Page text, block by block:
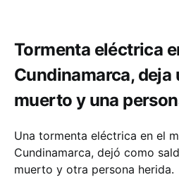
Tormenta eléctrica
Cundinamarca,
muerto y una
Una tormenta eléctrica en el
Cundinamarca, dejó como
muerto y otra persona herida.